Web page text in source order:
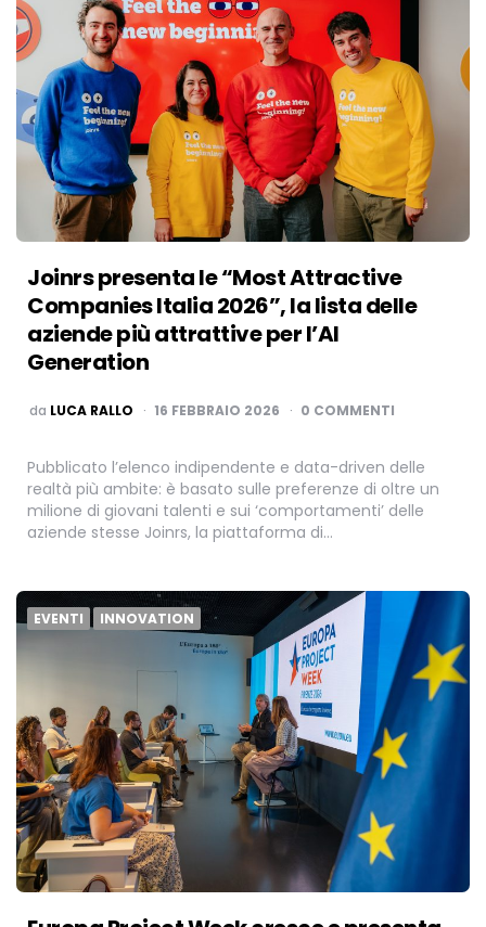
Joinrs presenta le “Most Attractive
Companies Italia 2026”, la lista delle
aziende più attrattive per l’AI
Generation
PUBBLICATO
da LUCA RALLO 16 FEBBRAIO 2026 0 COMMENTI
Pubblicato l’elenco indipendente e data-driven delle
realtà più ambite: è basato sulle preferenze di oltre un
milione di giovani talenti e sui ‘comportamenti’ delle
aziende stesse Joinrs, la piattaforma di…
EVENTI INNOVATION